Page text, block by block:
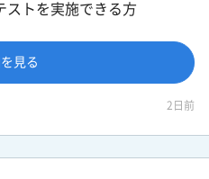
ストを実施できる方
見る
2日前